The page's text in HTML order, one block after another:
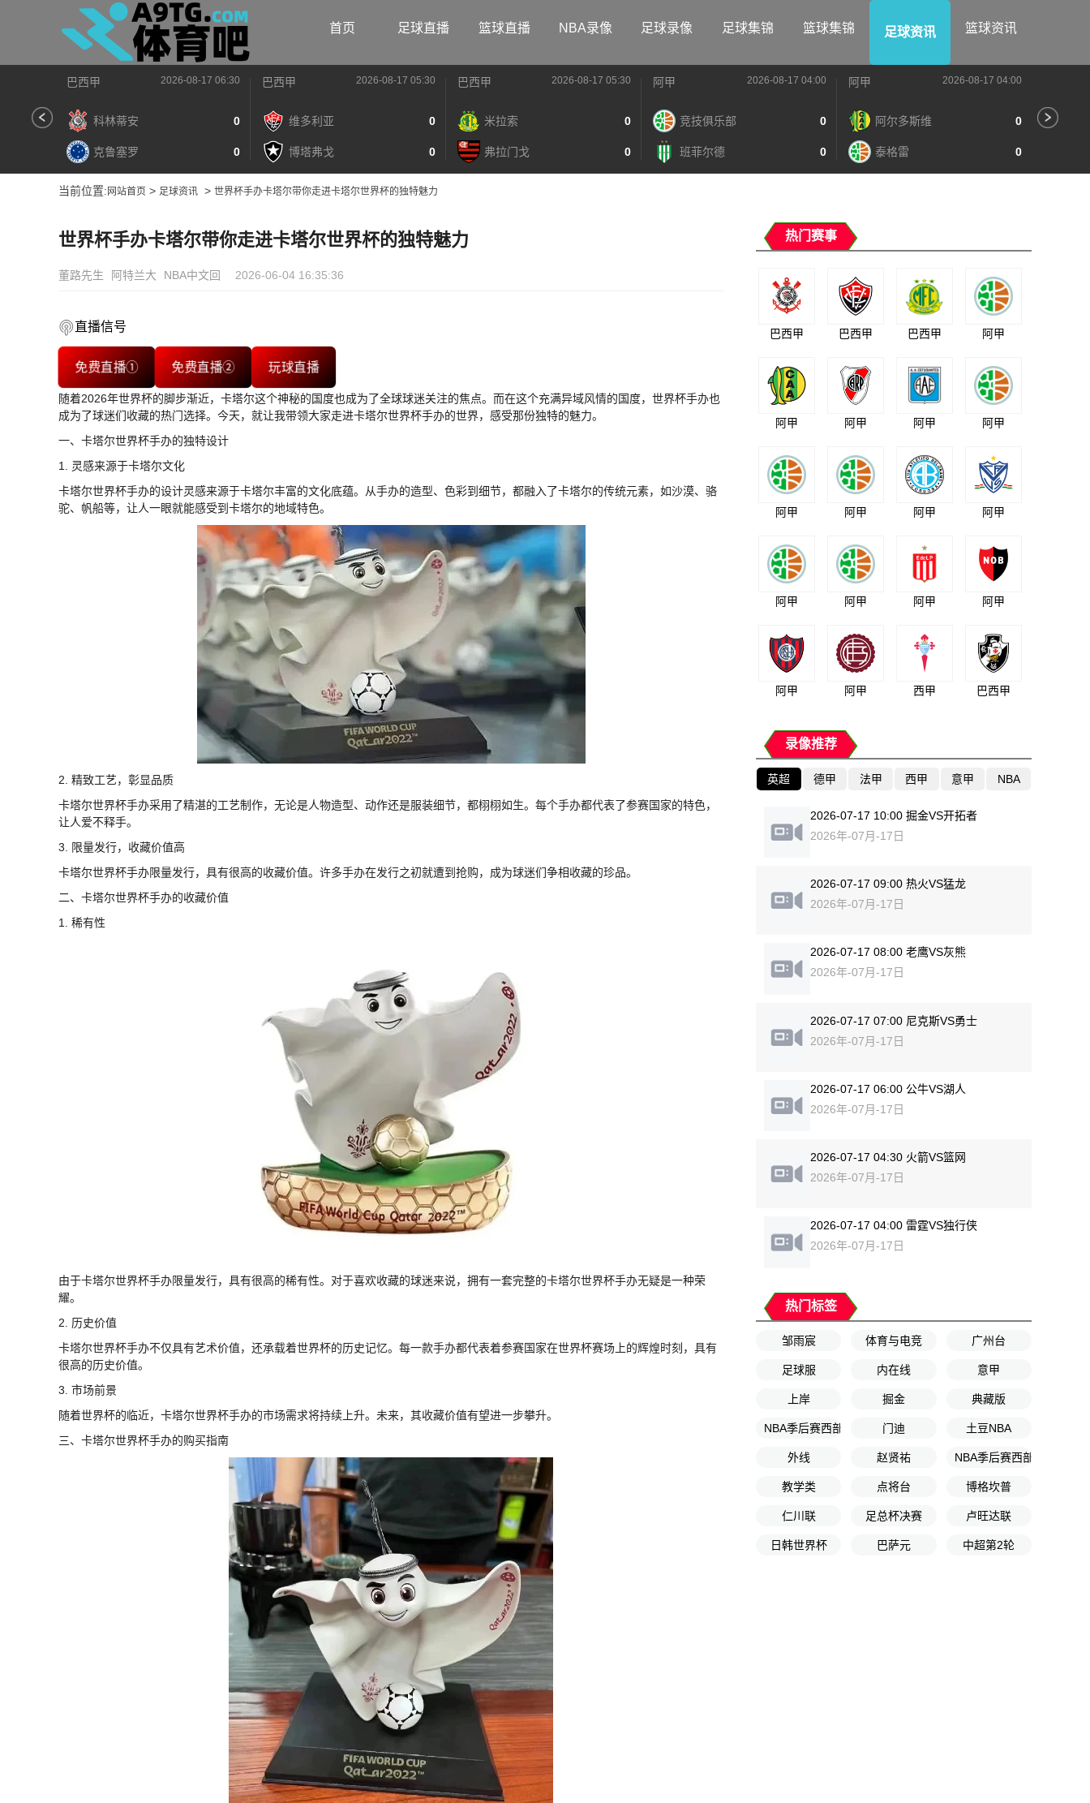
首页 足球直播 篮球直播 NBA录像 足球录像 足球集锦 篮球集锦 足球资讯 篮球资讯
巴西甲 2026-08-17 06:30
科林蒂安 0
克鲁塞罗 0
巴西甲 2026-08-17 05:30
维多利亚 0
博塔弗戈 0
巴西甲 2026-08-17 05:30
米拉索 0
弗拉门戈 0
阿甲 2026-08-17 04:00
竞技俱乐部 0
班菲尔德 0
阿甲 2026-08-17 04:00
阿尔多斯维 0
泰格雷 0
当前位置: 网站首页 > 足球资讯 > 世界杯手办卡塔尔带你走进卡塔尔世界杯的独特魅力
世界杯手办卡塔尔带你走进卡塔尔世界杯的独特魅力
董路先生 阿特兰大 NBA中文回 2026-06-04 16:35:36
直播信号
免费直播① 免费直播② 玩球直播
随着2026年世界杯的脚步渐近，卡塔尔这个神秘的国度也成为了全球球迷关注的焦点。而在这个充满异域风情的国度，世界杯手办也
成为了球迷们收藏的热门选择。今天，就让我带领大家走进卡塔尔世界杯手办的世界，感受那份独特的魅力。
一、卡塔尔世界杯手办的独特设计
1. 灵感来源于卡塔尔文化
卡塔尔世界杯手办的设计灵感来源于卡塔尔丰富的文化底蕴。从手办的造型、色彩到细节，都融入了卡塔尔的传统元素，如沙漠、骆
驼、帆船等，让人一眼就能感受到卡塔尔的地域特色。
2. 精致工艺，彰显品质
卡塔尔世界杯手办采用了精湛的工艺制作，无论是人物造型、动作还是服装细节，都栩栩如生。每个手办都代表了参赛国家的特色，
让人爱不释手。
3. 限量发行，收藏价值高
卡塔尔世界杯手办限量发行，具有很高的收藏价值。许多手办在发行之初就遭到抢购，成为球迷们争相收藏的珍品。
二、卡塔尔世界杯手办的收藏价值
1. 稀有性
由于卡塔尔世界杯手办限量发行，具有很高的稀有性。对于喜欢收藏的球迷来说，拥有一套完整的卡塔尔世界杯手办无疑是一种荣
耀。
2. 历史价值
卡塔尔世界杯手办不仅具有艺术价值，还承载着世界杯的历史记忆。每一款手办都代表着参赛国家在世界杯赛场上的辉煌时刻，具有
很高的历史价值。
3. 市场前景
随着世界杯的临近，卡塔尔世界杯手办的市场需求将持续上升。未来，其收藏价值有望进一步攀升。
三、卡塔尔世界杯手办的购买指南
热门赛事
巴西甲 巴西甲 巴西甲 阿甲
阿甲 阿甲 阿甲 阿甲
阿甲 阿甲 阿甲 阿甲
阿甲 阿甲 阿甲 阿甲
阿甲 阿甲 西甲 巴西甲
录像推荐
英超 德甲 法甲 西甲 意甲 NBA
2026-07-17 10:00 掘金VS开拓者
2026年-07月-17日
2026-07-17 09:00 热火VS猛龙
2026年-07月-17日
2026-07-17 08:00 老鹰VS灰熊
2026年-07月-17日
2026-07-17 07:00 尼克斯VS勇士
2026年-07月-17日
2026-07-17 06:00 公牛VS湖人
2026年-07月-17日
2026-07-17 04:30 火箭VS篮网
2026年-07月-17日
2026-07-17 04:00 雷霆VS独行侠
2026年-07月-17日
热门标签
邹雨宸 体育与电竞 广州台
足球服 内在线 意甲
上岸 掘金 典藏版
NBA季后赛西部半决赛G5门迪 土豆NBA
外线 赵贤祐 NBA季后赛西部半决赛G3
教学类 点将台 博格坎普
仁川联 足总杯决赛 卢旺达联
日韩世界杯 巴萨元 中超第2轮